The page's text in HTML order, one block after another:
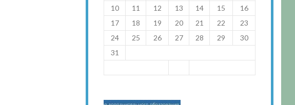
10
11 12 13 14 15
16
17
18 19 20 21 22
23
24
25 26 27 28 29
30
31